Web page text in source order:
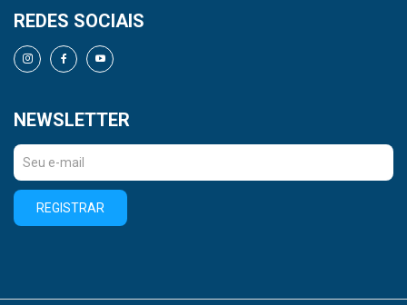
REDES SOCIAIS
NEWSLETTER
REGISTRAR